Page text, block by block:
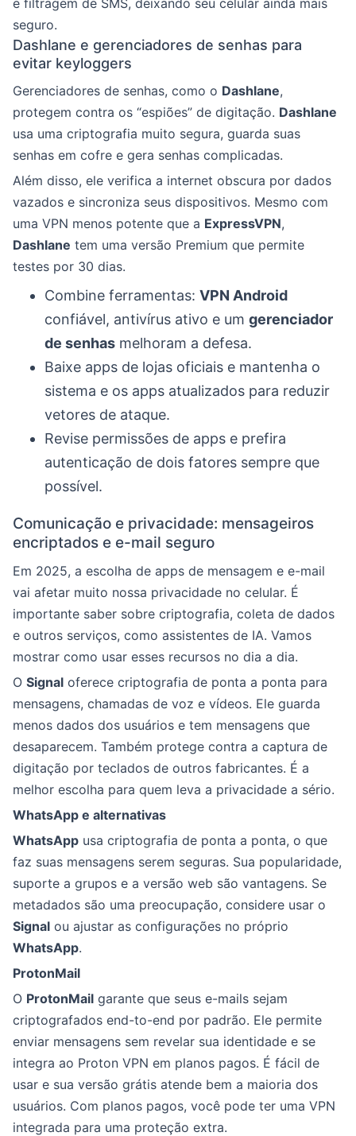
seguro.
Dashlane e gerenciadores de senhas para
evitar keyloggers
Gerenciadores de senhas, como o Dashlane,
protegem contra os “espiões” de digitação. Dashlane
usa uma criptografia muito segura, guarda suas
senhas em cofre e gera senhas complicadas.
Além disso, ele verifica a internet obscura por dados
vazados e sincroniza seus dispositivos. Mesmo com
uma VPN menos potente que a ExpressVPN,
Dashlane tem uma versão Premium que permite
testes por 30 dias.
Combine ferramentas: VPN Android
confiável, antivírus ativo e um gerenciador
de senhas melhoram a defesa.
Baixe apps de lojas oficiais e mantenha o
sistema e os apps atualizados para reduzir
vetores de ataque.
Revise permissões de apps e prefira
autenticação de dois fatores sempre que
possível.
Comunicação e privacidade: mensageiros
encriptados e e-mail seguro
Em 2025, a escolha de apps de mensagem e e-mail
vai afetar muito nossa privacidade no celular. É
importante saber sobre criptografia, coleta de dados
e outros serviços, como assistentes de IA. Vamos
mostrar como usar esses recursos no dia a dia.
O Signal oferece criptografia de ponta a ponta para
mensagens, chamadas de voz e vídeos. Ele guarda
menos dados dos usuários e tem mensagens que
desaparecem. Também protege contra a captura de
digitação por teclados de outros fabricantes. É a
melhor escolha para quem leva a privacidade a sério.
WhatsApp e alternativas
WhatsApp usa criptografia de ponta a ponta, o que
faz suas mensagens serem seguras. Sua popularidade,
suporte a grupos e a versão web são vantagens. Se
metadados são uma preocupação, considere usar o
Signal ou ajustar as configurações no próprio
WhatsApp.
ProtonMail
O ProtonMail garante que seus e-mails sejam
criptografados end-to-end por padrão. Ele permite
enviar mensagens sem revelar sua identidade e se
integra ao Proton VPN em planos pagos. É fácil de
usar e sua versão grátis atende bem a maioria dos
usuários. Com planos pagos, você pode ter uma VPN
integrada para uma proteção extra.